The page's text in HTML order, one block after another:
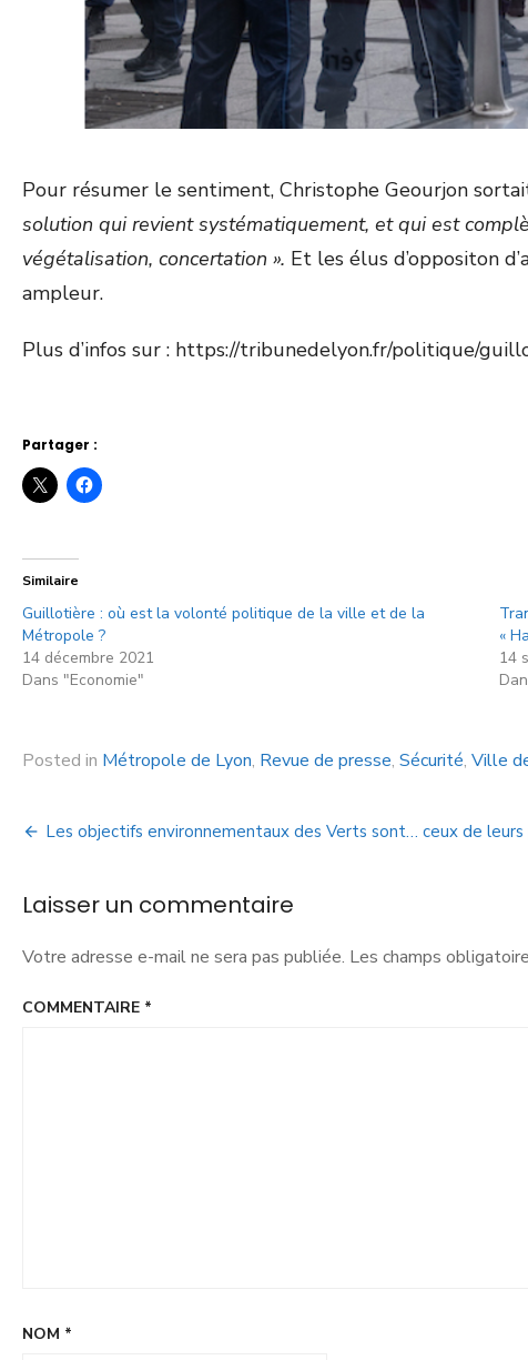
Pour résumer le sentiment, Christophe Geourjon
solution qui revient systématiquement, et qui est
végétalisation, concertation ». Et les élus d’oppositon
ampleur.
Plus d’infos sur : https://tribunedelyon.fr/politique/
Partager :
Similaire
Guillotière : où est la volonté politique de la ville et de la
Métropole ?
14 décembre 2021
Dans "Economie"
«
14
Posted in Métropole de Lyon, Revue de presse, Sécurité, Ville
Les objectifs environnementaux des Verts sont… ceux de leurs
Laisser un commentaire
Votre adresse e-mail ne sera pas publiée. Les champs
COMMENTAIRE *
NOM *